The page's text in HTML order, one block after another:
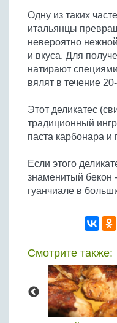
Кремы
Грибы
Другие заготовки
Молочные
Пельмени,
Макароны
Грибы
Бобовые
Яйца
Крупы
Одну из таких
итальянцы
невероятно
и вкуса. Для
натирают
вялят в течение
Этот деликатес
традиционный
паста карбонара
Если этого
знаменитый бекон
гуанчиале в
Смотрите также: